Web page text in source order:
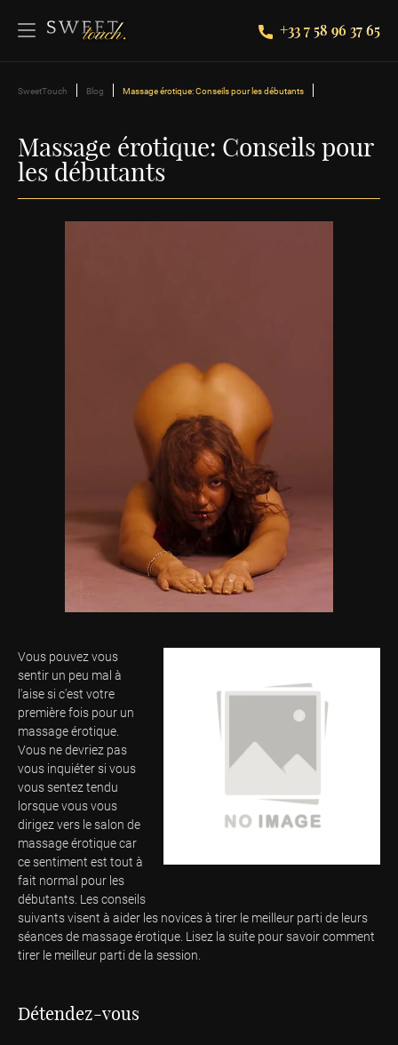
+33 7 58 96 37 65
SweetTouch Blog Massage érotique: Conseils pour les débutants
Massage érotique: Conseils pour
les débutants
Vous pouvez vous
sentir un peu mal à
l'aise si c'est votre
première fois pour un
massage érotique.
Vous ne devriez pas
vous inquiéter si vous
vous sentez tendu
lorsque vous vous
dirigez vers le salon de
massage érotique car
ce sentiment est tout à
fait normal pour les
débutants. Les conseils
suivants visent à aider les novices à tirer le meilleur parti de leurs
séances de massage érotique. Lisez la suite pour savoir comment
tirer le meilleur parti de la session.
Détendez-vous